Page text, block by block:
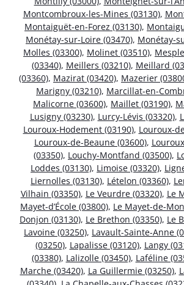
Montcombroux-les-Mines (03130),
Montaiguët-en-Forez (03130),
Monétay-sur-Loire (03470), Monétay-
Molles (03300), Molinet (03510),
(03340), Meillers (03210), Meillard
(03360), Mazirat (03420), Mazerier
Marigny (03210), Marcillat-en-
Malicorne (03600), Maillet (03190),
Lusigny (03230), Lurcy-Lévis (03320),
Louroux-Hodement (03190), Louroux-
Louroux-de-Beaune (03600),
(03350), Louchy-Montfand (03500),
Loddes (03130), Limoise (03320),
Liernolles (03130), Lételon (03360),
Vilhain (03350), Le Veurdre (03320), Le
Mayet-d’École (03800), Le Mayet-de-
Donjon (03130), Le Brethon (03350), Le
Lavoine (03250), Lavault-Sainte-Anne
(03250), Lapalisse (03120), Langy
(03380), Lalizolle (03450), Laféline
Marche (03420), La Guillermie (03250),